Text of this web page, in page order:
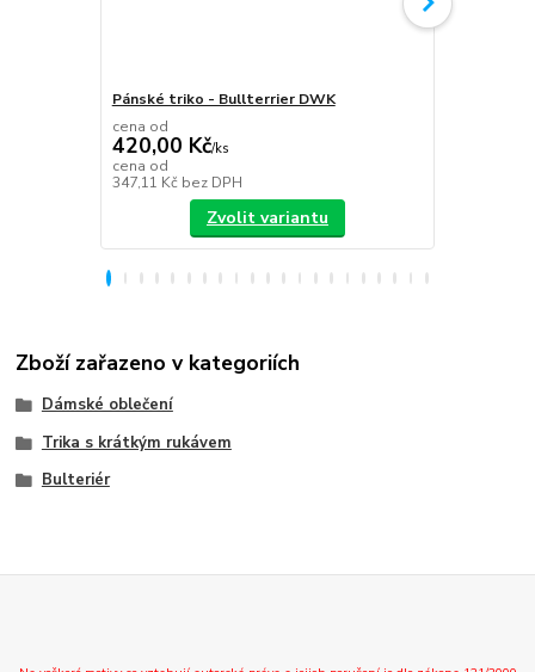
Pánské triko - Bullterrier DWK
cena od
420,00 Kč/ks
cena od
347,11 Kč bez DPH
Zvolit variantu
Zboží zařazeno v kategoriích
Dámské oblečení
Trika s krátkým rukávem
Bulteriér